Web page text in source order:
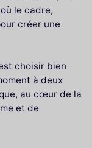
le cadre,
créer une
choisir bien
à deux
au cœur de la
et de